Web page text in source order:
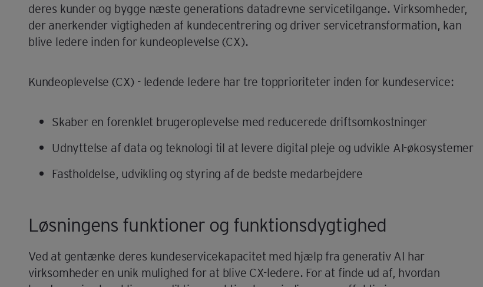
deres kunder og bygge næste generations datadrevne servicetilgange. Virksomheder,
der anerkender vigtigheden af kundecentrering og driver servicetransformation, kan
blive ledere inden for kundeoplevelse (CX).
Kundeoplevelse (CX) - ledende ledere har tre topprioriteter inden for kundeservice:
Skaber en forenklet brugeroplevelse med reducerede driftsomkostninger
Udnyttelse af data og teknologi til at levere digital pleje og udvikle AI-økosystemer
Fastholdelse, udvikling og styring af de bedste medarbejdere
Løsningens funktioner og funktionsdygtighed
Ved at gentænke deres kundeservicekapacitet med hjælp fra generativ AI har
virksomheder en unik mulighed for at blive CX-ledere. For at finde ud af, hvordan